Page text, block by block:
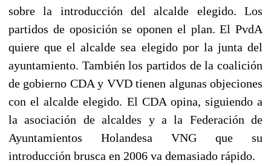
sobre la introducción del alcalde elegido. Los
partidos de oposición se oponen el plan. El PvdA
quiere que el alcalde sea elegido por la junta del
ayuntamiento. También los partidos de la coalición
de gobierno CDA y VVD tienen algunas objeciones
con el alcalde elegido. El CDA opina, siguiendo a
la asociación de alcaldes y a la Federación de
Ayuntamientos Holandesa VNG que su
introducción brusca en 2006 va demasiado rápido.